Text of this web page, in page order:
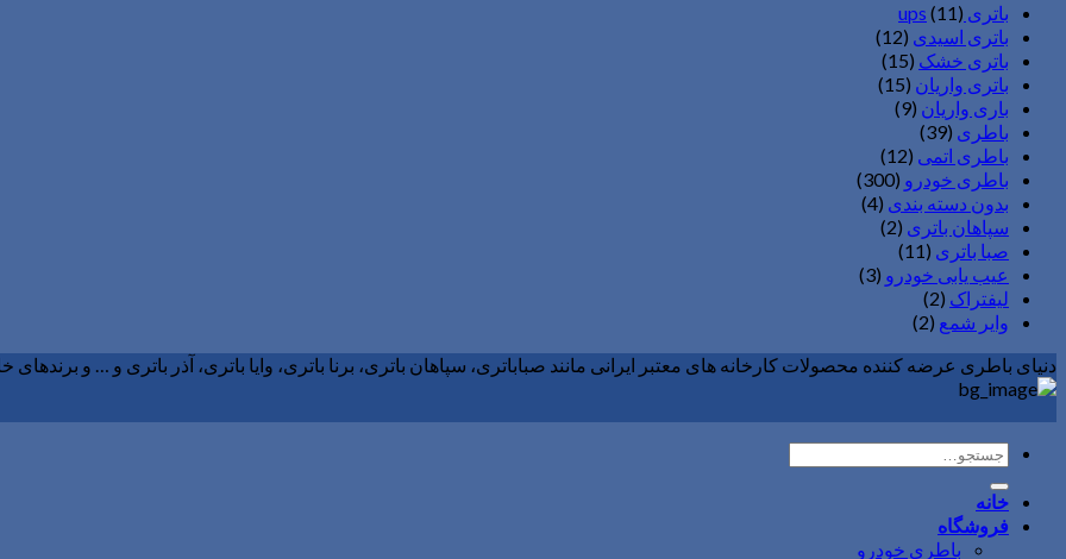
باتری ups (11)
باتری اسیدی (12)
باتری خشک (15)
باتری واریان (15)
باری واریان (9)
باطری (39)
باطری اتمی (12)
باطری خودرو (300)
بدون دسته بندی (4)
سپاهان باتری (2)
صبا باتری (11)
عیب یابی خودرو (3)
لیفتراک (2)
وایر شمع (2)
دنیای باطری عرضه کننده محصولات کارخانه های معتبر ایرانی مانند صباباتری، سپاهان باتری، برنا باتری، وایا باتری، آذر باتری و … و برندهای
جستجو
برای:
خانه
فروشگاه
باطری خودرو